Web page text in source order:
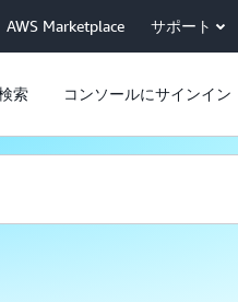
AWS Marketplace サポート
索 コンソールにサインイン